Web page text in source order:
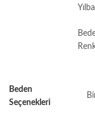
Beden
Seçenekleri